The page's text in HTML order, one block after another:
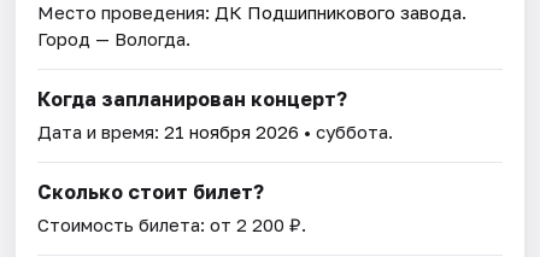
Место проведения: ДК Подшипникового завода.
Город — Вологда.
Когда запланирован концерт?
Дата и время:21 ноября 2026 • суббота.
Сколько стоит билет?
Стоимость билета: от 2 200 ₽.